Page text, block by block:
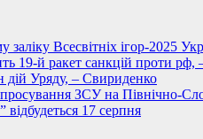
Всесвітніх ігор-2025
19-й ракет санкцій проти рф,
дій Уряду, – Свириденко
ЗСУ на Північно-
відбудеться 17 серпня